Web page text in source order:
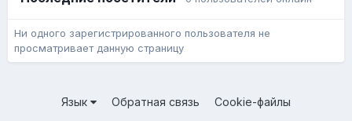
Ни одного зарегистрированного пользователя не
просматривает данную страницу
Язык Обратная связь Cookie-файлы